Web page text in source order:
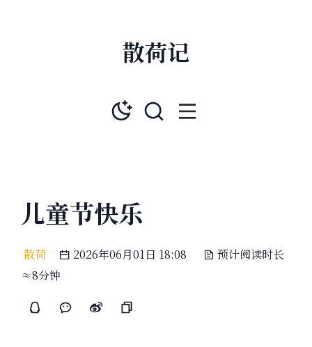
散荷记
儿童节快乐
散荷 2026年06月01日 18:08
预计阅读时长
≈8分钟